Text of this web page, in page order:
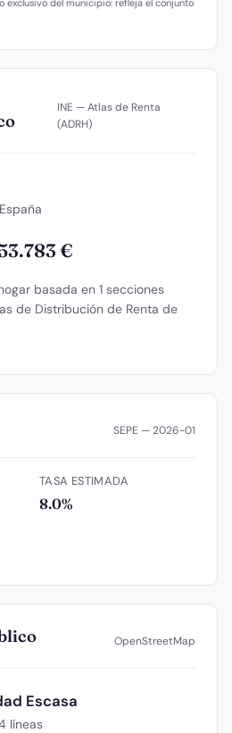
exclusivo del municipio: refleja el conjunto
INE — Atlas de Renta
(ADRH)
€
basada en 1 secciones
de Distribución de Renta de
SEPE — 2026-01
TASA ESTIMADA
8.0%
OpenStreetMap
Escasa
líneas